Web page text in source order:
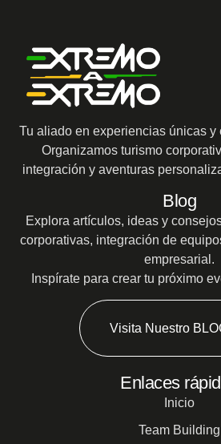
Tu aliado en experiencias únicas
Organizamos turismo
integración y aventuras
Blog
Explora artículos, ideas y
corporativas, integración de
empresarial.
Inspírate para crear tu próximo
Visita Nuestro
Enlaces
Inicio
Team Building